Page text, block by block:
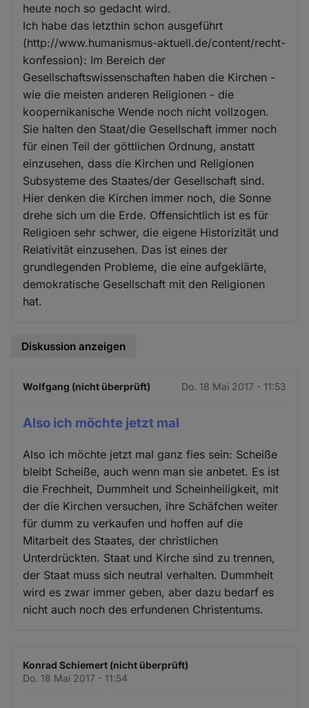
heute noch so gedacht wird.
Ich habe das letzthin schon ausgeführt
(http://www.humanismus-aktuell.de/content/recht-
konfession): Im Bereich der
Gesellschaftswissenschaften haben die Kirchen -
wie die meisten anderen Religionen - die
koopernikanische Wende noch nicht vollzogen.
Sie halten den Staat/die Gesellschaft immer noch
für einen Teil der göttlichen Ordnung, anstatt
einzusehen, dass die Kirchen und Religionen
Subsysteme des Staates/der Gesellschaft sind.
Hier denken die Kirchen immer noch, die Sonne
drehe sich um die Erde. Offensichtlich ist es für
Religioen sehr schwer, die eigene Historizität und
Relativität einzusehen. Das ist eines der
grundlegenden Probleme, die eine aufgeklärte,
demokratische Gesellschaft mit den Religionen
hat.
Diskussion anzeigen
Wolfgang (nicht überprüft) Do. 18 Mai 2017 - 11:53
Also ich möchte jetzt mal
Also ich möchte jetzt mal ganz fies sein: Scheiße
bleibt Scheiße, auch wenn man sie anbetet. Es ist
die Frechheit, Dummheit und Scheinheiligkeit, mit
der die Kirchen versuchen, ihre Schäfchen weiter
für dumm zu verkaufen und hoffen auf die
Mitarbeit des Staates, der christlichen
Unterdrückten. Staat und Kirche sind zu trennen,
der Staat muss sich neutral verhalten. Dummheit
wird es zwar immer geben, aber dazu bedarf es
nicht auch noch des erfundenen Christentums.
Konrad Schiemert (nicht überprüft)
Do. 18 Mai 2017 - 11:54